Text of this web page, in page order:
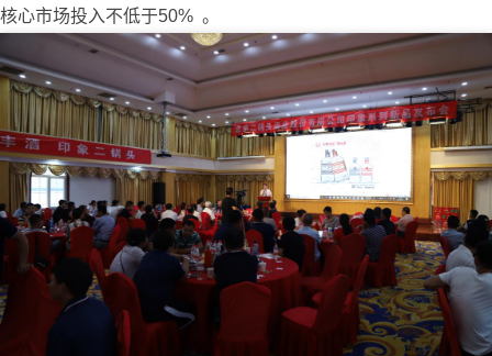
核心市场投入不低于50% 。